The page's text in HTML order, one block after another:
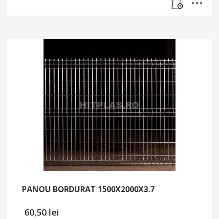
PANOU BORDURAT 1500X2000X3.7
60,50 lei